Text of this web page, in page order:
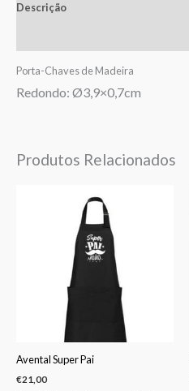
Descrição
Porta-Chaves de Madeira
Redondo: Ø3,9×0,7cm
Produtos Relacionados
Avental Super Pai
€21,00